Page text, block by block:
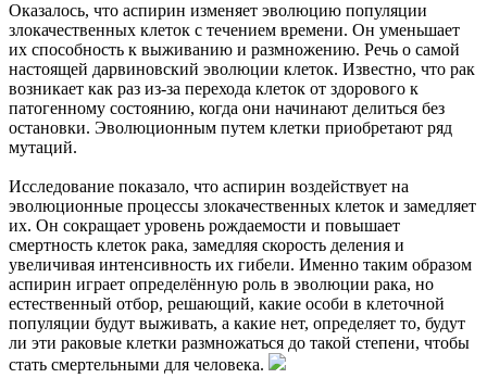
Оказалось, что аспирин изменяет эволюцию популяции
злокачественных клеток с течением времени. Он уменьшает
их способность к выживанию и размножению. Речь о самой
настоящей дарвиновский эволюции клеток. Известно, что рак
возникает как раз из-за перехода клеток от здорового к
патогенному состоянию, когда они начинают делиться без
остановки. Эволюционным путем клетки приобретают ряд
мутаций.
Исследование показало, что аспирин воздействует на
эволюционные процессы злокачественных клеток и замедляет
их. Он сокращает уровень рождаемости и повышает
смертность клеток рака, замедляя скорость деления и
увеличивая интенсивность их гибели. Именно таким образом
аспирин играет определённую роль в эволюции рака, но
естественный отбор, решающий, какие особи в клеточной
популяции будут выживать, а какие нет, определяет то, будут
ли эти раковые клетки размножаться до такой степени, чтобы
стать смертельными для человека.